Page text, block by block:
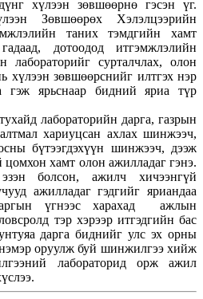
хүлээн зөвшөөрнө гэсэн үг.
Зөвшөөрөх Хэлэлцээрийн
таних тэмдгийн хамт
дотоодод итгэмжлэлийн
лабораторийг сурталчлах, олон
хүлээн зөвшөөрснийг илтгэх нэр
ярьснаар бидний яриа түр
лабораторийн дарга, газрын
хариуцсан ахлах шинжээч,
бүтээгдэхүүн шинжээч, дээж
цомхон хамт олон ажилладаг гэнэ.
болсон, ажилч хичээнгүй
ажилладаг гэдгийг яриандаа
үгнээс харахад ажлын
тэр хэрээр итгэдгийн бас
дарга биднийг улс эх орны
нэмэр оруулж буй шинжилгээ хийж
лабораторид орж ажил